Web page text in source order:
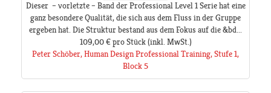
Dieser – vorletzte – Band der Professional Level 1 Serie hat eine
ganz besondere Qualität, die sich aus dem Fluss in der Gruppe
ergeben hat. Die Struktur bestand aus dem Fokus auf die &bd...
109,00 € pro Stück(inkl. MwSt.)
Peter Schöber, Human Design Professional Training, Stufe 1,
Block 5